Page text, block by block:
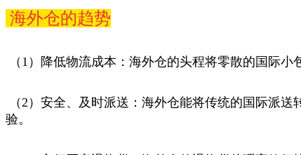
海外仓的趋势
（1）降低物流成本：海外仓的头程将零散的国际小
（2）安全、及时派送：海外仓能将传统的国际派
验。